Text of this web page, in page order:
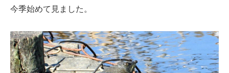
今季始めて見ました。